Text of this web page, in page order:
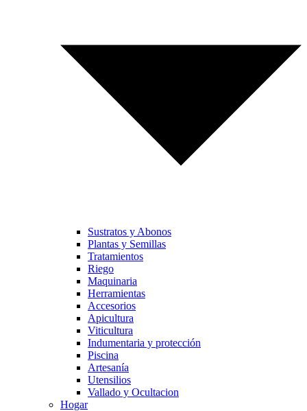
Sustratos y Abonos
Plantas y Semillas
Tratamientos
Riego
Maquinaria
Herramientas
Accesorios
Apicultura
Viticultura
Indumentaria y protección
Piscina
Artesanía
Utensilios
Vallado y Ocultacion
Hogar